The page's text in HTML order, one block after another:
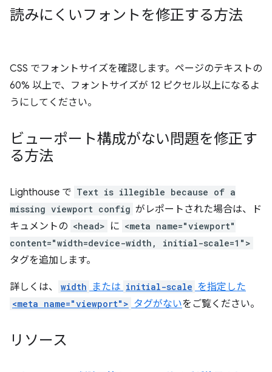
読みにくいフォントを修正する方法
CSS でフォントサイズを確認します。ページのテキストの
60% 以上で、フォントサイズが 12 ピクセル以上になるよ
うにしてください。
ビューポート構成がない問題を修正す
る方法
Lighthouse で Text is illegible because of a
missing viewport config がレポートされた場合は、ド
キュメントの <head> に <meta name="viewport"
content="width=device-width, initial-scale=1">
タグを追加します。
詳しくは、 width または initial-scale を指定した
<meta name="viewport"> タグがないをご覧ください。
リソース